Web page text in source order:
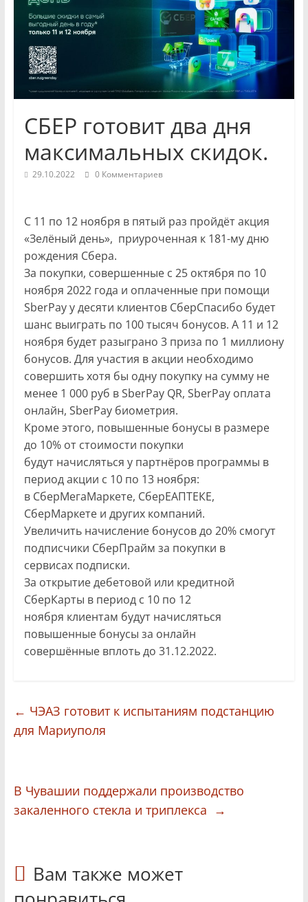
и
экономики
Новости
Чувашской
События
инсайды.
СБЕР готовит два дня
максимальных скидок.
29.10.2022 0 Комментариев
С 11 по 12 ноября в пятый раз пройдёт акция
«Зелёный день», приуроченная к 181-му дню
рождения Сбера.
За покупки, совершенные с 25 октября по 10
ноября 2022 года и оплаченные при помощи
SberPay у десяти клиентов СберСпасибо будет
шанс выиграть по 100 тысяч бонусов. А 11 и 12
ноября будет разыграно 3 приза по 1 миллиону
бонусов. Для участия в акции необходимо
совершить хотя бы одну покупку на сумму не
менее 1 000 руб в SberPay QR, SberPay оплата
онлайн, SberPay биометрия.
Кроме этого, повышенные бонусы в размере
до 10% от стоимости покупки
будут начисляться у партнёров программы в
период акции с 10 по 13 ноября:
в СберМегаМаркете, СберЕАПТЕКЕ,
СберМаркете и других компаний.
Увеличить начисление бонусов до 20% смогут
подписчики СберПрайм за покупки в
сервисах подписки.
За открытие дебетовой или кредитной
СберКарты в период с 10 по 12
ноября клиентам будут начисляться
повышенные бонусы за онлайн
совершённые вплоть до 31.12.2022.
← ЧЭАЗ готовит к испытаниям подстанцию
для Мариуполя
В Чувашии поддержали производство
закаленного стекла и триплекса →
Вам также может